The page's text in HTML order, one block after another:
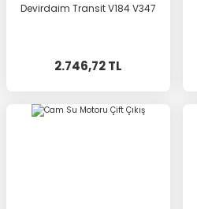
Devirdaim Transit V184 V347
2.746,72 TL